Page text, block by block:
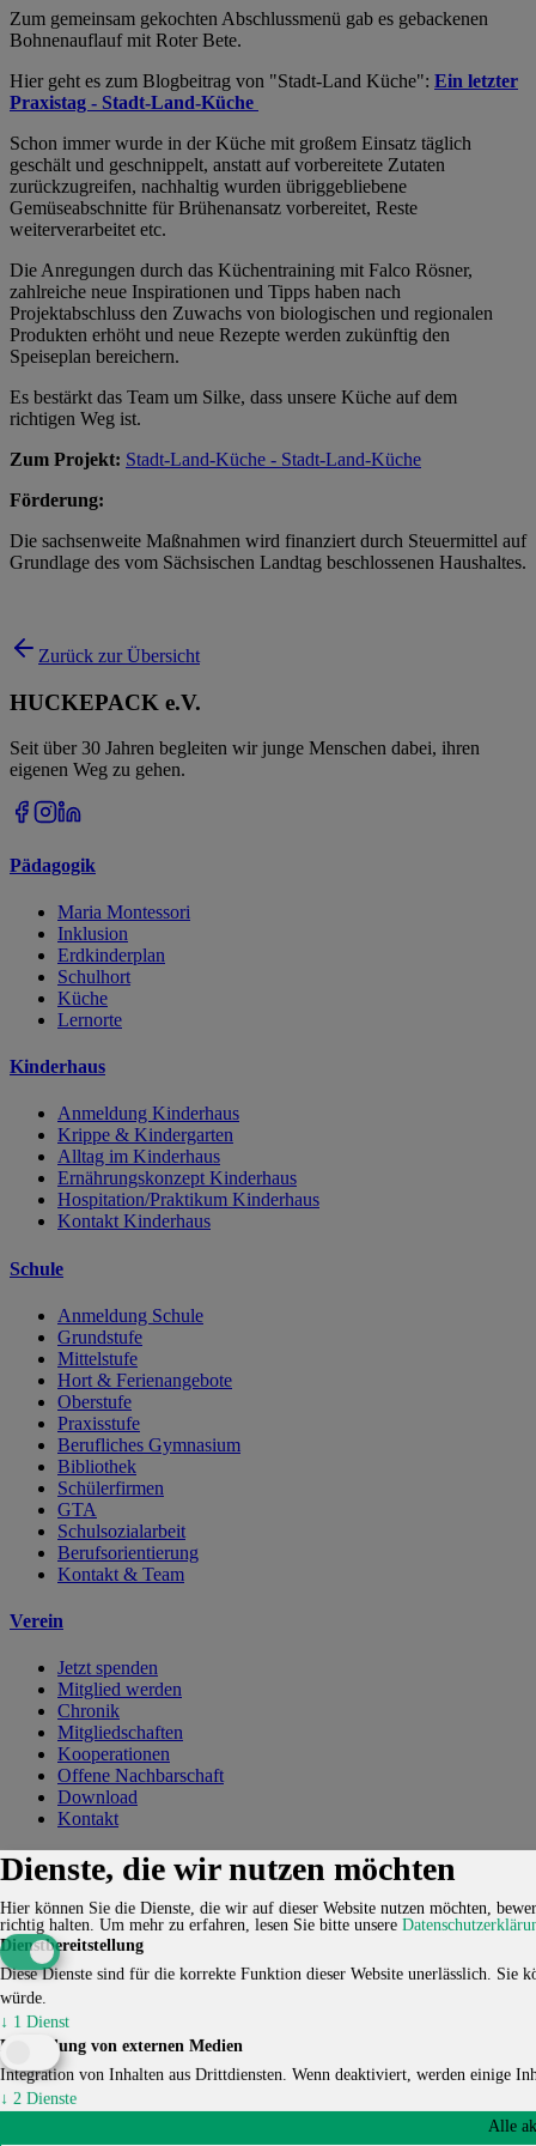
Zum gemeinsam gekochten Abschlussmenü gab es gebackenen
Bohnenauflauf mit Roter Bete.
Hier geht es zum Blogbeitrag von "Stadt-Land Küche": Ein letzter
Praxistag - Stadt-Land-Küche
Schon immer wurde in der Küche mit großem Einsatz täglich
geschält und geschnippelt, anstatt auf vorbereitete Zutaten
zurückzugreifen, nachhaltig wurden übriggebliebene
Gemüseabschnitte für Brühenansatz vorbereitet, Reste
weiterverarbeitet etc.
Die Anregungen durch das Küchentraining mit Falco Rösner,
zahlreiche neue Inspirationen und Tipps haben nach
Projektabschluss den Zuwachs von biologischen und regionalen
Produkten erhöht und neue Rezepte werden zukünftig den
Speiseplan bereichern.
Es bestärkt das Team um Silke, dass unsere Küche auf dem
richtigen Weg ist.
Zum Projekt: Stadt-Land-Küche - Stadt-Land-Küche
Förderung:
Die sachsenweite Maßnahmen wird finanziert durch Steuermittel auf
Grundlage des vom Sächsischen Landtag beschlossenen Haushaltes.
Zurück zur Übersicht
HUCKEPACK e.V.
Seit über 30 Jahren begleiten wir junge Menschen dabei, ihren
eigenen Weg zu gehen.
Pädagogik
Maria Montessori
Inklusion
Erdkinderplan
Schulhort
Küche
Lernorte
Kinderhaus
Anmeldung Kinderhaus
Krippe & Kindergarten
Alltag im Kinderhaus
Ernährungskonzept Kinderhaus
Hospitation/Praktikum Kinderhaus
Kontakt Kinderhaus
Schule
Anmeldung Schule
Grundstufe
Mittelstufe
Hort & Ferienangebote
Oberstufe
Praxisstufe
Berufliches Gymnasium
Bibliothek
Schülerfirmen
GTA
Schulsozialarbeit
Berufsorientierung
Kontakt & Team
Verein
Jetzt spenden
Mitglied werden
Chronik
Mitgliedschaften
Kooperationen
Offene Nachbarschaft
Download
Kontakt
Kontakt
KarriereImpressum Datenschutzerklärung
Cookie-
Einstellungen
© 2026 HUCKEPACK e.V. - Alle Rechte vorbehalten.
Dienste, die wir nutzen möchten
Hier können Sie die Dienste, die wir auf dieser Website nutzen möchten,
richtig halten. Um mehr zu erfahren, lesen Sie bitte unsere
Dienstbereitstellung
Diese Dienste sind für die korrekte Funktion dieser Website unerlässlich.
würde.
↓ 1 Dienst
Einbindung von externen Medien
Integration von Inhalten aus Drittdiensten. Wenn deaktiviert, werden einige
↓ 2 Dienste
Alle